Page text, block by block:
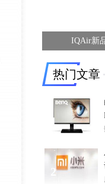
IQAir新
热门文章
1
2